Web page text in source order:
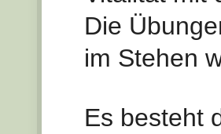
Die
im Stehen
Es besteht